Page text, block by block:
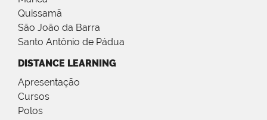
Quissamã
São João da Barra
Santo Antônio de Pádua
DISTANCE LEARNING
Apresentação
Cursos
Polos